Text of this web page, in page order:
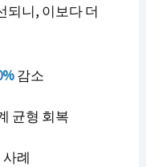
되니, 이보다 더
감소
균형 회복
례